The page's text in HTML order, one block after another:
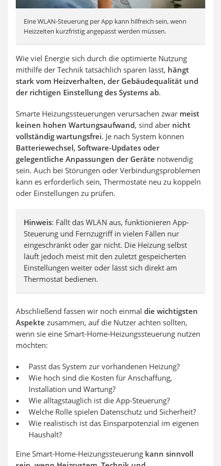
Eine WLAN-Steuerung per App kann hilfreich sein, wenn
Heizzeiten kurzfristig angepasst werden müssen.
Wie viel Energie sich durch die optimierte Nutzung
mithilfe der Technik tatsächlich sparen lässt, hängt
stark vom Heizverhalten, der Gebäudequalität und
der richtigen Einstellung des Systems ab.
Smarte Heizungssteuerungen verursachen zwar meist
keinen hohen Wartungsaufwand, sind aber nicht
vollständig wartungsfrei. Je nach System können
Batteriewechsel, Software-Updates oder
gelegentliche Anpassungen der Geräte notwendig
sein. Auch bei Störungen oder Verbindungsproblemen
kann es erforderlich sein, Thermostate neu zu koppeln
oder Einstellungen zu prüfen.
Hinweis: Fällt das WLAN aus, funktionieren App-
Steuerung und Fernzugriff in vielen Fällen nur
eingeschränkt oder gar nicht. Die Heizung selbst
läuft jedoch meist mit den zuletzt gespeicherten
Einstellungen weiter oder lässt sich direkt am
Thermostat bedienen.
Abschließend fassen wir noch einmal die wichtigsten
Aspekte zusammen, auf die Nutzer achten sollten,
wenn sie eine Smart-Home-Heizungssteuerung nutzen
möchten:
Passt das System zur vorhandenen Heizung?
Wie hoch sind die Kosten für Anschaffung,
Installation und Wartung?
Wie alltagstauglich ist die App-Steuerung?
Welche Rolle spielen Datenschutz und Sicherheit?
Wie realistisch ist das Einsparpotenzial im eigenen
Haushalt?
Eine Smart-Home-Heizungssteuerung kann sinnvoll